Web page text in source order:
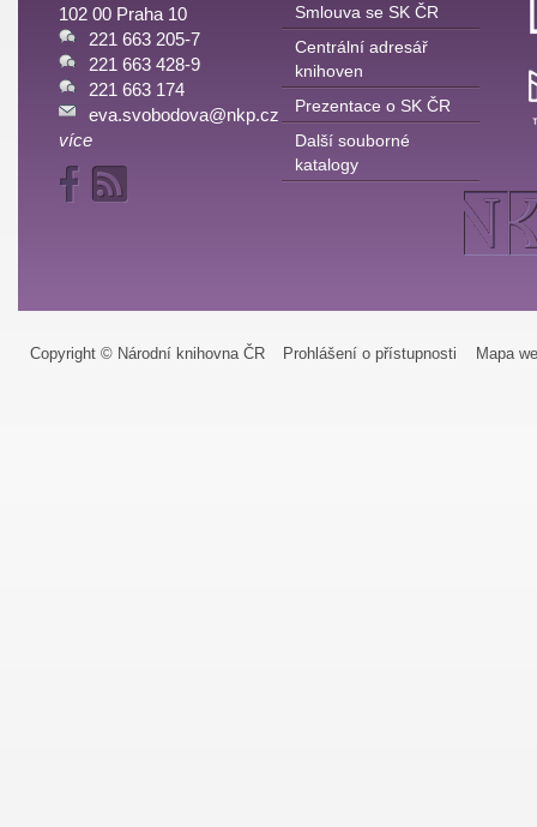
102 00 Praha 10
221 663 205-7
221 663 428-9
221 663 174
eva.svobodova@nkp.cz
více
Smlouva se SK ČR
Centrální adresář
knihoven
Prezentace o SK ČR
Další souborné
katalogy
Copyright © Národní knihovna ČR Prohlášení o přístupnosti Mapa